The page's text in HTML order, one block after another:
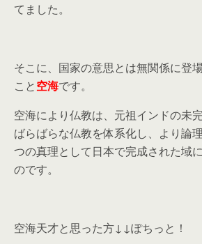
てました。
そこに、国家の意思とは無関係に登
こと空海です。
空海により仏教は、元祖インドの未
ばらばらな仏教を体系化し、より論
つの真理として日本で完成された域
のです。
空海天才と思った方↓↓ぽちっと！